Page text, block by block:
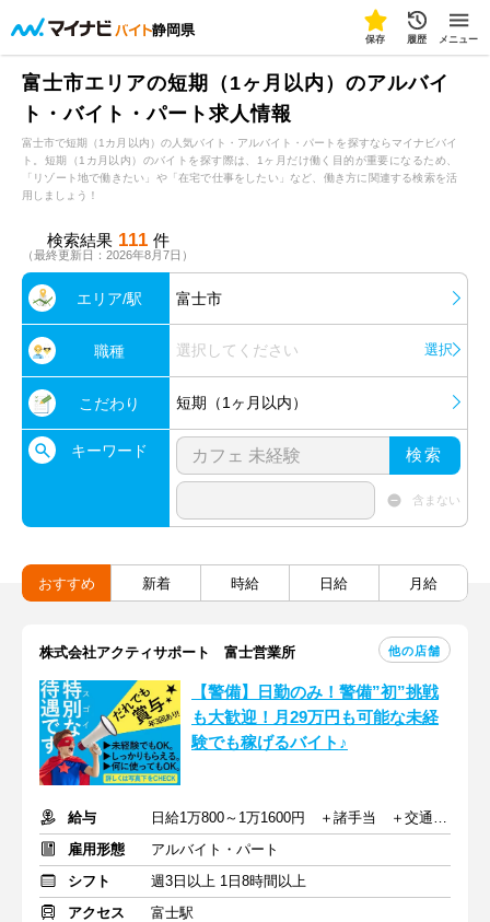
静岡県
保存 履歴 メニュー
富士市エリアの短期（1ヶ月以内）のアルバイ
ト・バイト・パート求人情報
富士市で短期（1カ月以内）の人気バイト・アルバイト・パートを探すならマイナビバイ
ト。短期（1カ月以内）のバイトを探す際は、1ヶ月だけ働く目的が重要になるため、
「リゾート地で働きたい」や「在宅で仕事をしたい」など、働き方に関連する検索を活
用しましょう！
検索結果 111 件
（最終更新日：2026年8月7日）
エリア/駅 富士市
職種 選択してください 選択
こだわり 短期（1ヶ月以内）
キーワード 検索
含まない
おすすめ 新着 時給 日給 月給
株式会社アクティサポート 富士営業所 他の店舗
【警備】日勤のみ！警備”初”挑戦
も大歓迎！月29万円も可能な未経
験でも稼げるバイト♪
給与
日給1万800～1万1600円 ＋諸手当 ＋交通費全額支給
雇用形態
アルバイト・パート
シフト
週3日以上 1日8時間以上
アクセス
富士駅